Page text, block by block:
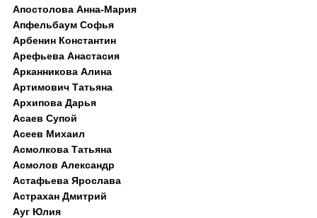
Апостолова Анна-Мария
Апфельбаум Софья
Арбенин Константин
Арефьева Анастасия
Арканникова Алина
Артимович Татьяна
Архипова Дарья
Асаев Супой
Асеев Михаил
Асмолкова Татьяна
Асмолов Александр
Астафьева Ярослава
Астрахан Дмитрий
Ауг Юлия